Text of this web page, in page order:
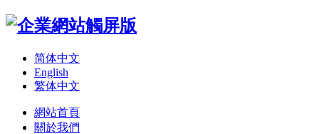
简体中文
English
繁体中文
網站首頁
關於我們